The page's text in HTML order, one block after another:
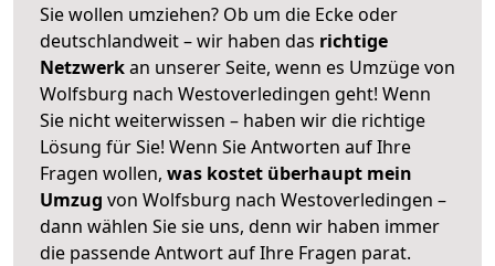
Sie wollen umziehen? Ob um die Ecke oder
deutschlandweit – wir haben das richtige
Netzwerkan unserer Seite, wenn es Umzüge von
Wolfsburg nach Westoverledingen geht! Wenn
Sie nicht weiterwissen – haben wir die richtige
Lösung für Sie! Wenn Sie Antworten auf Ihre
Fragen wollen, was kostet überhaupt mein
Umzug von Wolfsburg nach Westoverledingen –
dann wählen Sie sie uns, denn wir haben immer
die passende Antwort auf Ihre Fragen parat.